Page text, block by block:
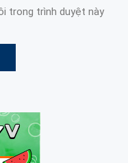
trong trình duyệt này